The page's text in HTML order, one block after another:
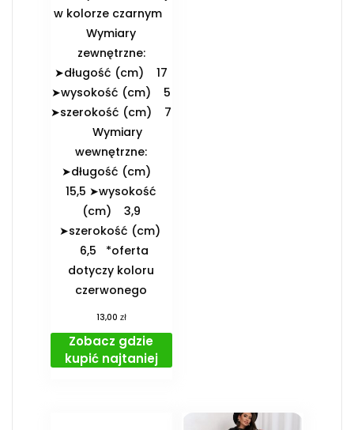
w kolorze czarnym
️Wymiary
zewnętrzne:
➤długość (cm) 17
➤wysokość (cm) 5
➤szerokość (cm) 7
️Wymiary
wewnętrzne:
➤długość (cm)
15,5 ➤wysokość
(cm) 3,9
➤szerokość (cm)
6,5 *oferta
dotyczy koloru
czerwonego
13,00 zł
Zobacz gdzie
kupić najtaniej